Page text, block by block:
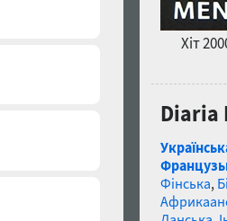
Хіт
Diaria
Фінська,